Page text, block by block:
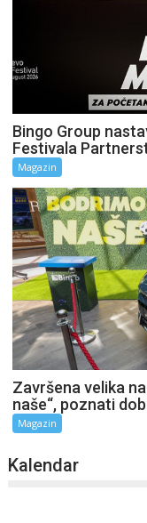
Bingo Group
Festivala
Magazin
Završena velika
naše“, poznati
Magazin
Kalendar